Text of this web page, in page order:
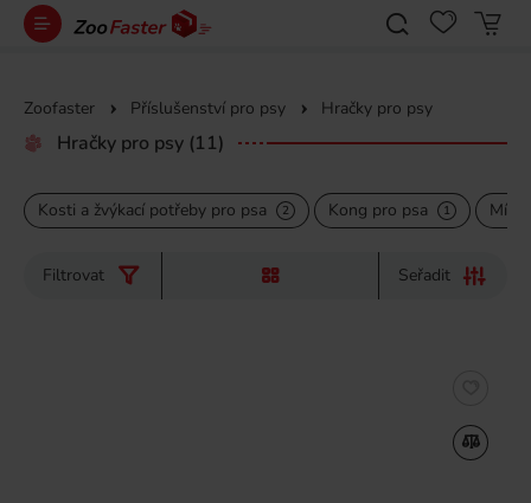
Zoofaster Příslušenství pro psy Hračky pro psy
Hračky pro psy (11)
Kosti a žvýkací potřeby pro psa 2 Kong pro psa 1
Filtrovat Seřadit